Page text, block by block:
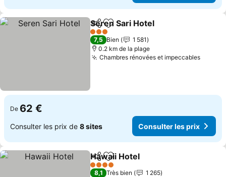
PartagerAjouter à mes favoris
Seren Sari Hotel
3 Étoiles
7,5 Bien
1 581
0.2 km de la plage
Chambres rénovées et impeccables
De 62 €
Consulter les prix de 8 sites Consulter les prix
PartagerAjouter à mes favoris
Hawaii Hotel
4 Étoiles
8,1 Très bien
1 265